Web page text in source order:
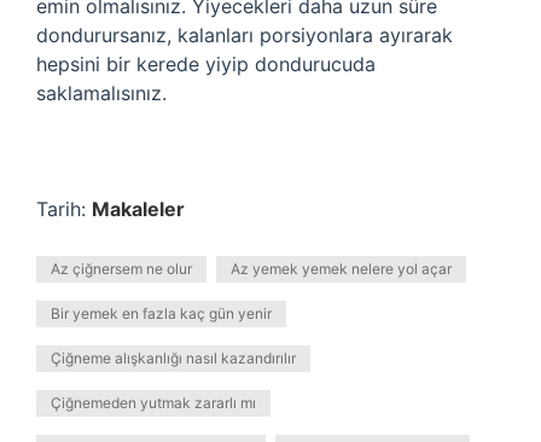
emin olmalısınız. Yiyecekleri daha uzun süre
dondurursanız, kalanları porsiyonlara ayırarak
hepsini bir kerede yiyip dondurucuda
saklamalısınız.
Tarih: Makaleler
Az çiğnersem ne olur Az yemek yemek nelere yol açar
Bir yemek en fazla kaç gün yenir
Çiğneme alışkanlığı nasıl kazandırılır
Çiğnemeden yutmak zararlı mı